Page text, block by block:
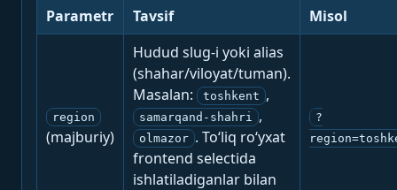
Parametr Tavsif Misol
region
(majburiy)
Hudud slug-i yoki alias
(shahar/viloyat/tuman).
Masalan:
toshkent ,
samarqand-shahri ,
olmazor . To‘liq ro‘yxat
frontend selectida
ishlatiladiganlar bilan
?